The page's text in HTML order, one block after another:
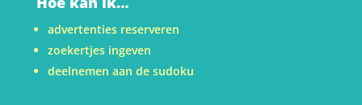
advertenties reserveren
zoekertjes ingeven
deelnemen aan de sudoku